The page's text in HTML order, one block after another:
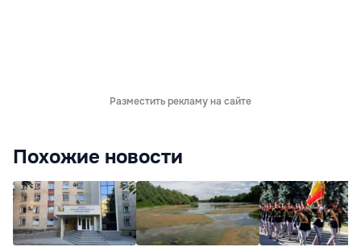
Разместить рекламу на сайте
Похожие новости